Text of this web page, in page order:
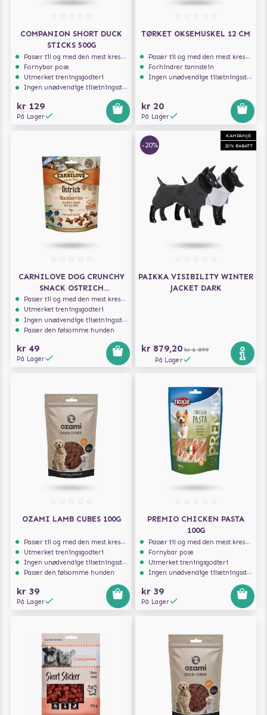
COMPANION SHORT DUCK
STICKS 500G
Passer til og med den mest kresne hunden
Fornybar pose
Utmerket treningsgodteri
Ingen unødvendige tilsetningsstoffer
kr 129
På Lager
TØRKET OKSEMUSKEL 12 CM
Passer til og med den mest kresne hunden
Forhindrer tannstein
Ingen unødvendige tilsetningsstoffer
kr 20
På Lager
CARNILOVE DOG CRUNCHY
SNACK OSTRICH
BLACKBERRIES 200G
Passer til og med den mest kresne hunden
Utmerket treningsgodteri
Ingen unødvendige tilsetningsstoffer
Passer den følsomme hunden
kr 49
På Lager
KAMPANJE
20% RABATT
-20%
PAIKKA VISIBILITY WINTER
JACKET DARK
kr 879,20 kr 1 099
På Lager
OZAMI LAMB CUBES 100G
Passer til og med den mest kresne hunden
Utmerket treningsgodteri
Ingen unødvendige tilsetningsstoffer
Passer den følsomme hunden
kr 39
På Lager
PREMIO CHICKEN PASTA
100G
Passer til og med den mest kresne hunden
Fornybar pose
Utmerket treningsgodteri
Ingen unødvendige tilsetningsstoffer
kr 39
På Lager